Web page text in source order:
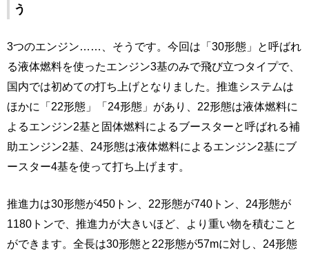
う
3つのエンジン……、そうです。今回は「30形態」と呼ばれ
る液体燃料を使ったエンジン3基のみで飛び立つタイプで、
国内では初めての打ち上げとなりました。推進システムは
ほかに「22形態」「24形態」があり、22形態は液体燃料に
よるエンジン2基と固体燃料によるブースターと呼ばれる補
助エンジン2基、24形態は液体燃料によるエンジン2基にブ
ースター4基を使って打ち上げます。
推進力は30形態が450トン、22形態が740トン、24形態が
1180トンで、推進力が大きいほど、より重い物を積むこと
ができます。全長は30形態と22形態が57mに対し、24形態